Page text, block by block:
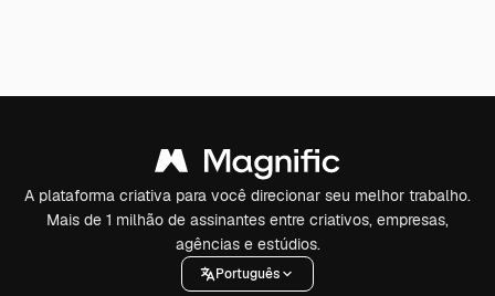
A plataforma criativa para você direcionar seu melhor trabalho.
Mais de 1 milhão de assinantes entre criativos, empresas,
agências e estúdios.
Português